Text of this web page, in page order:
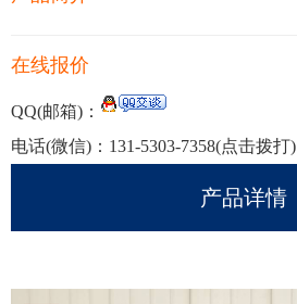
在线报价
QQ(邮箱)：
电话(微信)： 131-5303-7358(点击拨打)
产品详情